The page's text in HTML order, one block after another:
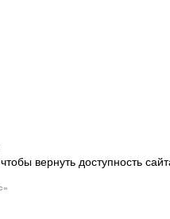
, чтобы вернуть доступность